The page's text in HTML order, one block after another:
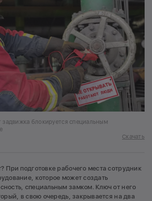
блокируется специальным
Скачать
При подготовке рабочего места сотрудник
которое может создать
специальным замком. Ключ от него
в свою очередь, закрывается на два